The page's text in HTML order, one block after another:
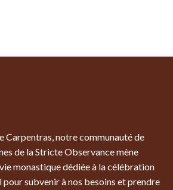
Carpentras, notre communauté de
de la Stricte Observance mène
monastique dédiée à la célébration
pour subvenir à nos besoins et prendre